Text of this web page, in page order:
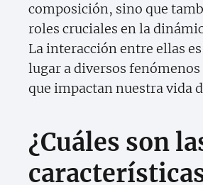
composición, sino que
roles cruciales en la
La interacción entre ellas
lugar a diversos
que impactan nuestra vida
¿Cuáles son